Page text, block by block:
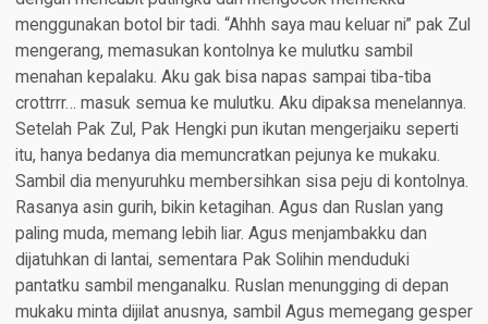
menggunakan botol bir tadi. “Ahhh saya mau keluar ni” pak Zul
mengerang, memasukan kontolnya ke mulutku sambil
menahan kepalaku. Aku gak bisa napas sampai tiba-tiba
crottrrr… masuk semua ke mulutku. Aku dipaksa menelannya.
Setelah Pak Zul, Pak Hengki pun ikutan mengerjaiku seperti
itu, hanya bedanya dia memuncratkan pejunya ke mukaku.
Sambil dia menyuruhku membersihkan sisa peju di kontolnya.
Rasanya asin gurih, bikin ketagihan. Agus dan Ruslan yang
paling muda, memang lebih liar. Agus menjambakku dan
dijatuhkan di lantai, sementara Pak Solihin menduduki
pantatku sambil menganalku. Ruslan menungging di depan
mukaku minta dijilat anusnya, sambil Agus memegang gesper